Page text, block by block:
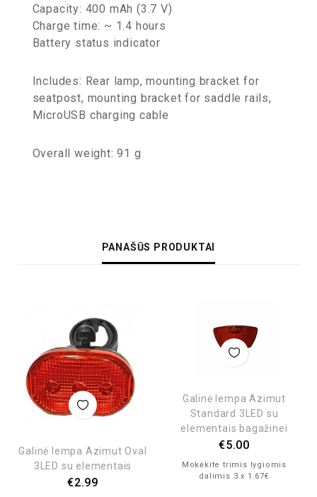
Capacity: 400 mAh (3.7 V)
Charge time: ~ 1.4 hours
Battery status indicator
Includes: Rear lamp, mounting bracket for
seatpost, mounting bracket for saddle rails,
MicroUSB charging cable
Overall weight: 91 g
PANAŠŪS PRODUKTAI
Galinė lempa Azimut Oval
3LED su elementais
€2.99
Galinė lempa Azimut
Standard 3LED su
elementais bagažinei
€5.00
Mokėkite trimis lygiomis
dalimis 3 x 1.67€